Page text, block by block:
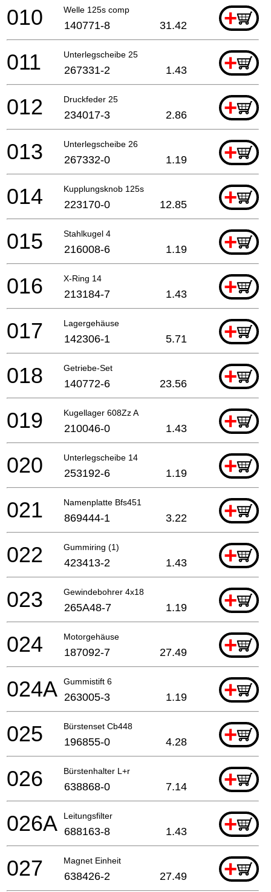
Welle 125s comp +
010 140771-8 31.42
Unterlegscheibe 25 +
011 267331-2 1.43
Druckfeder 25 +
012 234017-3 2.86
Unterlegscheibe 26 +
013 267332-0 1.19
Kupplungsknob 125s +
014 223170-0 12.85
Stahlkugel 4 +
015 216008-6 1.19
X-Ring 14 +
016 213184-7 1.43
Lagergehäuse +
017 142306-1 5.71
Getriebe-Set +
018 140772-6 23.56
Kugellager 608Zz A +
019 210046-0 1.43
Unterlegscheibe 14 +
020 253192-6 1.19
Namenplatte Bfs451 +
021 869444-1 3.22
Gummiring (1) +
022 423413-2 1.43
Gewindebohrer 4x18 +
023 265A48-7 1.19
Motorgehäuse +
024 187092-7 27.49
Gummistift 6 +
024A 263005-3 1.19
Bürstenset Cb448 +
025 196855-0 4.28
Bürstenhalter L+r +
026 638868-0 7.14
Leitungsfilter +
026A 688163-8 1.43
Magnet Einheit +
027 638426-2 27.49